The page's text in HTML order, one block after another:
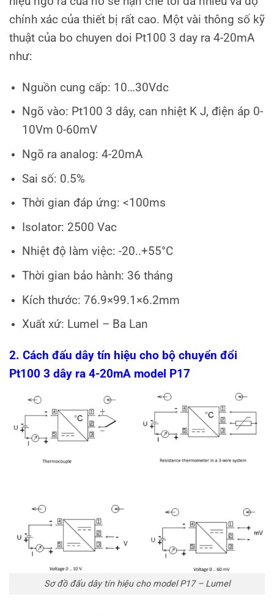
chính xác của thiết bị rất cao. Một vài thông số kỹ
thuật của bo chuyen doi Pt100 3 day ra 4-20mA
như:
Nguồn cung cấp: 10…30Vdc
Ngõ vào: Pt100 3 dây, can nhiệt K J, điện áp 0-
10Vm 0-60mV
Ngõ ra analog: 4-20mA
Sai số: 0.5%
Thời gian đáp ứng: <100ms
Isolator: 2500 Vac
Nhiệt độ làm việc: -20..+55°C
Thời gian bảo hành: 36 tháng
Kích thước: 76.9×99.1×6.2mm
Xuất xứ: Lumel – Ba Lan
2. Cách đấu dây tín hiệu cho bộ chuyển đổi
Pt100 3 dây ra 4-20mA model P17
Sơ đồ đấu dây tín hiệu cho model P17 – Lumel